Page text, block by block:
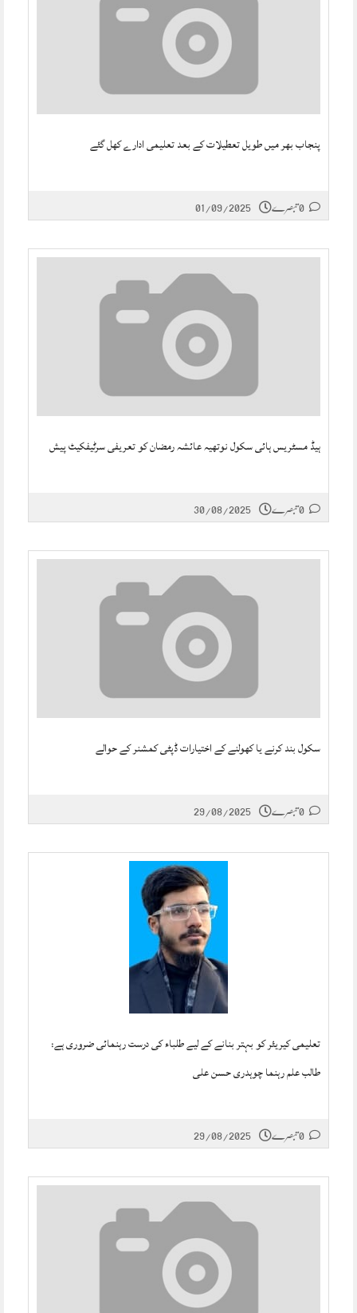
پنجاب بھر میں طویل تعطیلات کے بعد تعلیمی ادارے کھل گئے
01/09/2025
ہیڈ مسٹریس ہائی سکول نوتھیہ عائشہ رمضان کو تعریفی سرٹیفکیٹ پیش
30/08/2025
سکول بند کرنے یا کھولنے کے اختیارات ڈپٹی کمشنر کے حوالے
29/08/2025
تعلیمی کیریئر کو بہتر بنانے کے لیے طلباء کی درست رہنمائی ضروری ہے:
طالب علم رہنما چوہدری حسن علی
29/08/2025